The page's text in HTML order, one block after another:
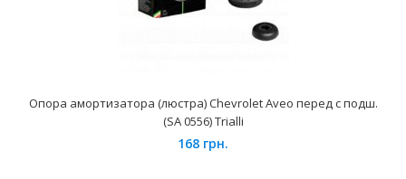
Опора амортизатора (люстра) Chevrolet Aveo перед с
подш. (SA 0556) Trialli
168 грн.
Опора амортизатора (люстра) Chevrolet Aveo перед с подш.
(SA 0556) Trialli
168 грн.